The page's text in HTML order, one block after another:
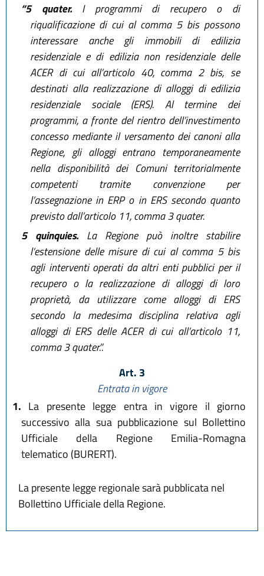
“5 quater.I programmi di recupero o di
riqualificazione di cui al comma 5 bis possono
interessare anche gli immobili di edilizia
residenziale e di edilizia non residenziale delle
ACER di cui all’articolo 40, comma 2 bis, se
destinati alla realizzazione di alloggi di edilizia
residenziale sociale (ERS). Al termine dei
programmi, a fronte del rientro dell’investimento
concesso mediante il versamento dei canoni alla
Regione, gli alloggi entrano temporaneamente
nella disponibilità dei Comuni territorialmente
competenti tramite convenzione per
l’assegnazione in ERP o in ERS secondo quanto
previsto dall’articolo 11, comma 3 quater.
5 quinquies.La Regione può inoltre stabilire
l’estensione delle misure di cui al comma 5 bis
agli interventi operati da altri enti pubblici per il
recupero o la realizzazione di alloggi di loro
proprietà, da utilizzare come alloggi di ERS
secondo la medesima disciplina relativa agli
alloggi di ERS delle ACER di cui all’articolo 11,
comma 3 quater.”.
Art. 3
Entrata in vigore
1. La presente legge entra in vigore il giorno
successivo alla sua pubblicazione sul Bollettino
Ufficiale della Regione Emilia-Romagna
telematico (BURERT).
La presente legge regionale sarà pubblicata nel
Bollettino Ufficiale della Regione.